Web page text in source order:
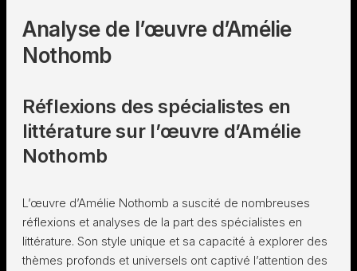
Analyse de l’œuvre d’Amélie
Nothomb
Réflexions des spécialistes en
littérature sur l’œuvre d’Amélie
Nothomb
L’œuvre d’Amélie Nothomb a suscité de nombreuses
réflexions et analyses de la part des spécialistes en
littérature. Son style unique et sa capacité à explorer des
thèmes profonds et universels ont captivé l’attention des